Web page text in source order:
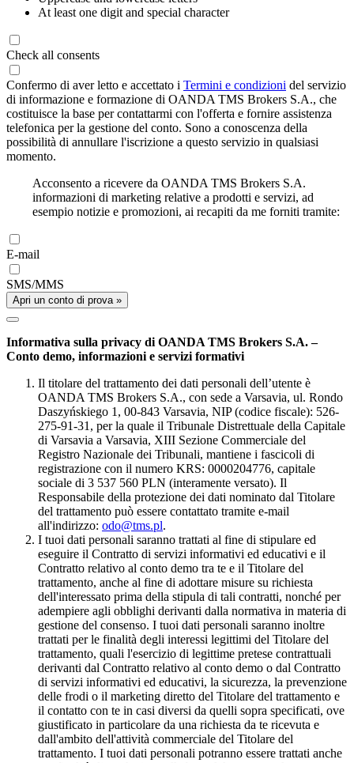
At least one digit and special character
Check all consents
Confermo di aver letto e accettato i Termini e condizioni del servizio
di informazione e formazione di OANDA TMS Brokers S.A., che
costituisce la base per contattarmi con l'offerta e fornire assistenza
telefonica per la gestione del conto. Sono a conoscenza della
possibilità di annullare l'iscrizione a questo servizio in qualsiasi
momento.
Acconsento a ricevere da OANDA TMS Brokers S.A.
informazioni di marketing relative a prodotti e servizi, ad
esempio notizie e promozioni, ai recapiti da me forniti tramite:
E-mail
SMS/MMS
Apri un conto di prova »
Informativa sulla privacy di OANDA TMS Brokers S.A. –
Conto demo, informazioni e servizi formativi
Il titolare del trattamento dei dati personali dell’utente è
OANDA TMS Brokers S.A., con sede a Varsavia, ul. Rondo
Daszyńskiego 1, 00-843 Varsavia, NIP (codice fiscale): 526-
275-91-31, per la quale il Tribunale Distrettuale della Capitale
di Varsavia a Varsavia, XIII Sezione Commerciale del
Registro Nazionale dei Tribunali, mantiene i fascicoli di
registrazione con il numero KRS: 0000204776, capitale
sociale di 3 537 560 PLN (interamente versato). Il
Responsabile della protezione dei dati nominato dal Titolare
del trattamento può essere contattato tramite e-mail
all'indirizzo: odo@tms.pl.
I tuoi dati personali saranno trattati al fine di stipulare ed
eseguire il Contratto di servizi informativi ed educativi e il
Contratto relativo al conto demo tra te e il Titolare del
trattamento, anche al fine di adottare misure su richiesta
dell'interessato prima della stipula di tali contratti, nonché per
adempiere agli obblighi derivanti dalla normativa in materia di
gestione del consenso. I tuoi dati personali saranno inoltre
trattati per le finalità degli interessi legittimi del Titolare del
trattamento, quali l'esercizio di legittime pretese contrattuali
derivanti dal Contratto relativo al conto demo o dal Contratto
di servizi informativi ed educativi, la sicurezza, la prevenzione
delle frodi o il marketing diretto del Titolare del trattamento e
il contatto con te in casi diversi da quelli sopra specificati, ove
giustificato in particolare da una richiesta da te ricevuta e
dall'ambito dell'attività commerciale del Titolare del
trattamento. I tuoi dati personali potranno essere trattati anche